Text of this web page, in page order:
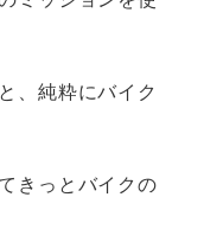
、純粋にバイク
きっとバイクの